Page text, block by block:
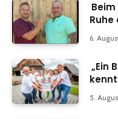
Ruhe
6.
„Ein
5.